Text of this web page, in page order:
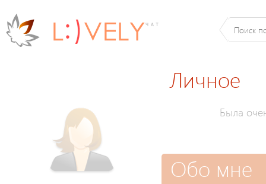
Личное
Была
Обо мне